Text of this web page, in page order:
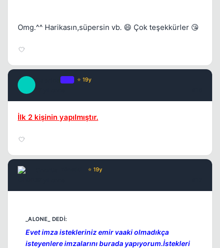
Omg.^^ Harikasın,süpersin vb. 😄 Çok teşekkürler 😘
⭐ 19y
İlk 2 kişinin yapılmıştır.
⭐ 19y
Evet imza istekleriniz emir vaaki olmadıkça
isteyenlere imzalarını burada yapıyorum.İstekleri